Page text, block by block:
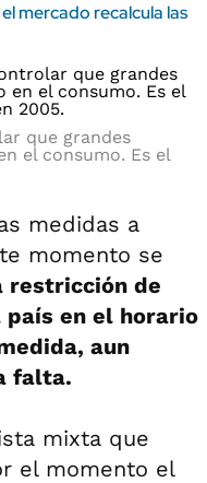
mercado recalcula las
que grandes
el consumo. Es el
medidas a
momento se
restricción de
en el horario
aun
falta.
mixta que
el momento el